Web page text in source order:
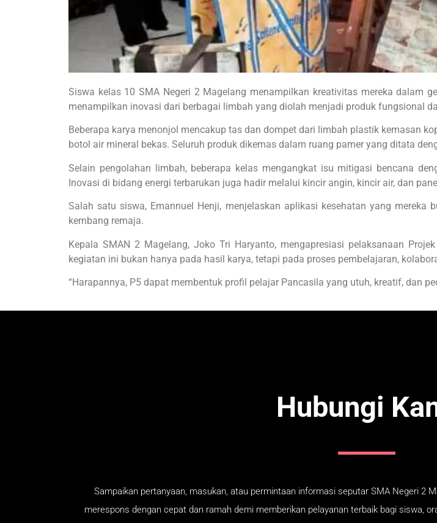
Siswa kelas 10 SMA Negeri 2 Magelang menampilkan kreativitas mereka dalam
menampilkan inovasi dari berbagai limbah yang diolah menjadi produk fungsional
Beberapa karya menonjol mencakup tas dan dompet dari limbah plastik kemasan
botol air mineral bekas. Seluruh produk dikemas dalam ruang pamer yang ditata
Selain pengolahan limbah, beberapa kelas mengangkat isu mitigasi bencana
Inovasi di bidang energi terbarukan juga hadir melalui kincir angin, kincir air, dan
Salah satu siswa, Emannuel Henji, menjelaskan aplikasi kesehatan yang
kembang remaja.
Kepala SMAN 2 Magelang, Joko Tri Haryanto, mengapresiasi pelaksanaan
kegiatan ini bukan hanya pada hasil karya, tetapi pada proses pembelajaran,
“Harapannya, P5 dapat membentuk profil pelajar Pancasila yang utuh, kreatif, dan
Hubungi
Sampaikan pertanyaan, masukan, atau permintaan informasi seputar SMA Negeri 2
merespons dengan cepat dan ramah demi memberikan pelayanan terbaik bagi siswa,